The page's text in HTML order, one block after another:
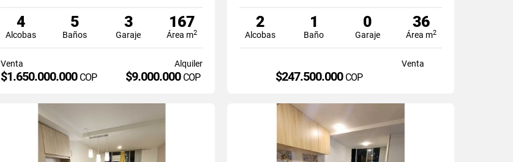
4
Alcobas
5
Baños
3
Garaje
167
Área m2
Venta
$1.650.000.000 COP
Alquiler
$9.000.000 COP
2
Alcobas
1
Baño
0
Garaje
36
Área m2
Venta
$247.500.000 COP